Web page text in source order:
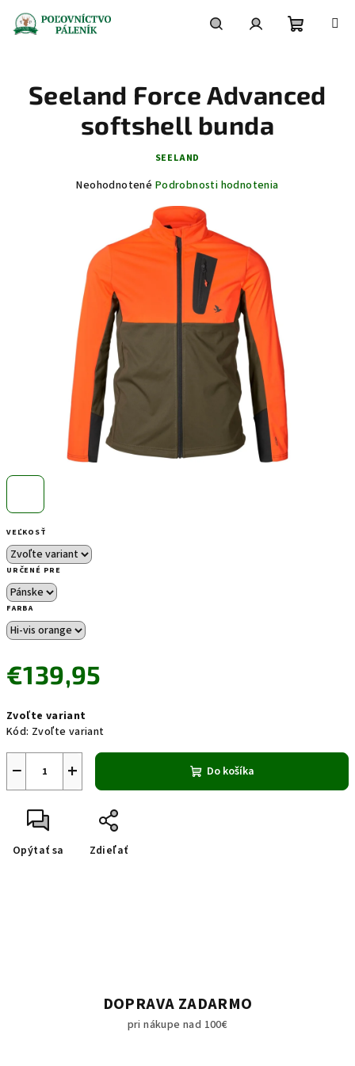
obsah
košík
VEĽKOSŤ
URČENÉ PRE
FARBA
€139,95
cena:
Zvoľte variant
Kód: Zvoľte variant
+
− Do košíka
Opýtať sa Zdieľať
Seeland Force Advanced
softshell bunda
SEELAND
Priemerné
hviezdičiek.
Neohodnotené Podrobnosti hodnotenia
DOPRAVA ZADARMO
pri nákupe nad 100€